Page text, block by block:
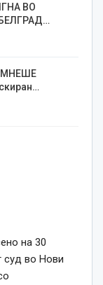
ВО
на 30
суд во Нови